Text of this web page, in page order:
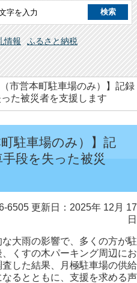
情報
ふるさと納税
市営本町駐車場のみ）】記録
た被災者を支援します
町駐車場のみ）】記
段を失った被災
6505 更新日：2025年 12月 17
日
大雨の影響で、多くの方が駐
くすの木パーキング周辺にお
した結果、月極駐車場の供給
るとともに、支援を求める声